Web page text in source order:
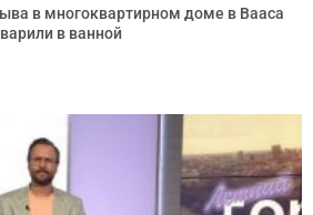
в многоквартирном доме в Вааса
в ванной